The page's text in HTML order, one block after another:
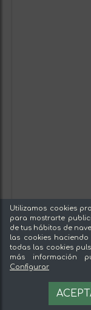
Utilizamos cookies
para mostrarte
de tus hábitos de
las cookies haciendo
todas las cookies
más información
Configurar